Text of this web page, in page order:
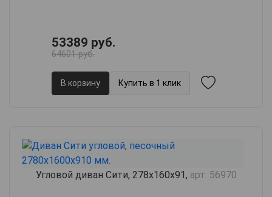
53389 руб.
64601 руб.
В корзину Купить в 1 клик
Угловой диван Сити, 278х160х91, арт. 56970